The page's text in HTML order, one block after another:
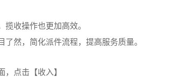
收操作也更加高效。
然，简化派件流程，提高服务质量。
，点击【收入】